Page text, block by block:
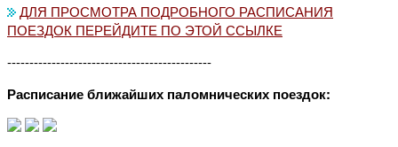
ДЛЯ ПРОСМОТРА ПОДРОБНОГО РАСПИСАНИЯ
ПОЕЗДОК ПЕРЕЙДИТЕ ПО ЭТОЙ ССЫЛКЕ
----------------------------------------------
Расписание ближайших паломнических поездок: